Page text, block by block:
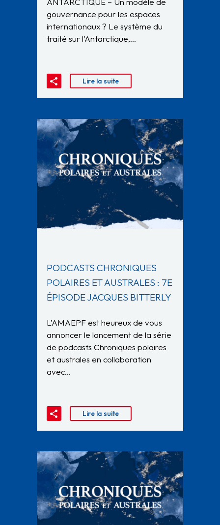
gouvernance pour les espaces
internationaux ? Le système du
traité sur l’Antarctique,…
Lire la suite
PODCASTS CHRONIQUES
POLAIRES ET AUSTRALES : 7E
ÉPISODE JACQUES BITTERLY
L’AMAEPF est heureux de vous
annoncer le lancement de la série
de podcasts Chroniques polaires
et australes en collaboration
avec…
Lire la suite